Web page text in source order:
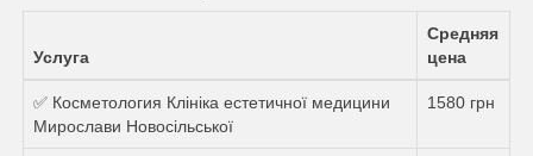
Услуга
Средняя
цена
✅ Косметология Клініка естетичної медицини
Мирослави Новосільської
1580 грн